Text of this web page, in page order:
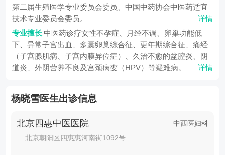
第二届生殖医学专业委员会委员、中国中药协会中医药适宜
技术专业委员会委员。
详情
专业擅长中医药诊疗女性不孕症、月经不调、卵巢功能低
下、异常子宫出血、多囊卵巢综合征、更年期综合征、痛经
（子宫腺肌病、子宫内膜异位症）、久治不愈的盆腔炎、阴
道炎、外阴营养不良及宫颈病变（HPV）等疑难病。
详情
杨晓雪医生出诊信息
北京四惠中医医院
中西医妇科
北京朝阳区四惠惠河南街1092号